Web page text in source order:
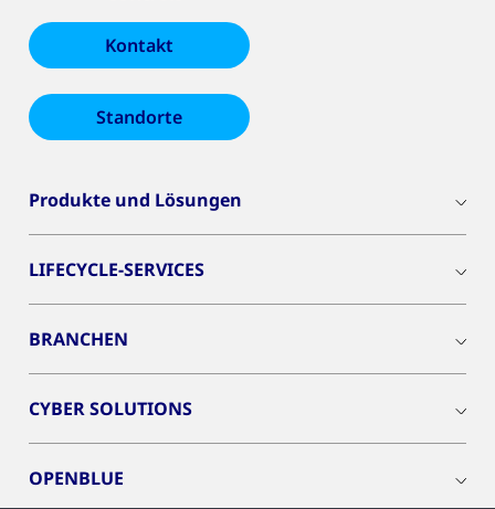
Kontakt
Standorte
Produkte und Lösungen
LIFECYCLE-SERVICES
BRANCHEN
CYBER SOLUTIONS
OPENBLUE